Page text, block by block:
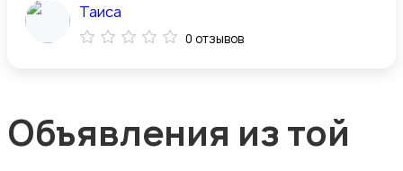
Таиса
0 отзывов
Объявления из той